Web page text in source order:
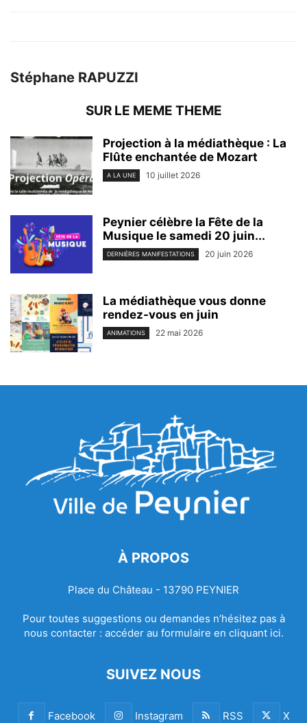
Stéphane RAPUZZI
SUR LE MEME THEME
Projection à la médiathèque : La
Flûte enchantée de Mozart
A LA UNE 10 juillet 2026
Peynier célèbre la Fête de la
Musique le samedi 20 juin...
DERNIÈRES MANIFESTATIONS 20 juin 2026
La médiathèque vous donne
rendez-vous en juin
ANIMATIONS 22 mai 2026
À PROPOS
Place du Château - 13790 PEYNIER
Pour toutes suggestions ou demandes n’hésitez pas à
nous contacter : accéder au formulaire en cliquant ici.
SUIVEZ NOUS
Facebook Instagram RSS X